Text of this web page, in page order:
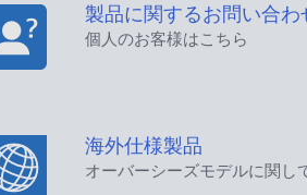
製品に関するお問い合わ
個人のお客様はこちら
海外仕様製品
オーバーシーズモデルに関し